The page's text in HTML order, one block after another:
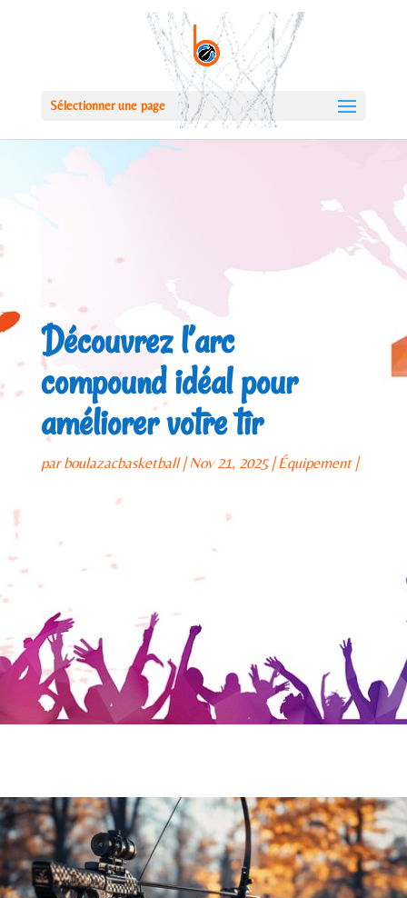
Sélectionner une page
Découvrez l’arc
compound idéal pour
améliorer votre tir
parboulazacbasketball Nov 21, 2025 Équipement